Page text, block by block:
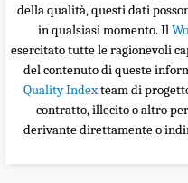
della qualità, questi dati
in qualsiasi momento. Il
esercitato tutte le ragionevoli
del contenuto di queste
Quality Indexteam di
contratto, illecito o altro
derivante direttamente o